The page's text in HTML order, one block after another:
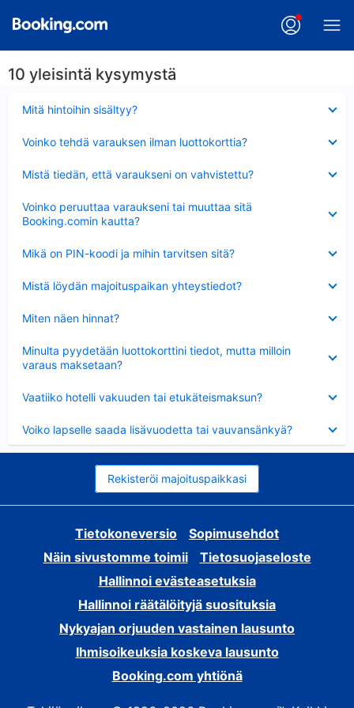
10 yleisintä kysymystä
Mitä hintoihin sisältyy?
Voinko tehdä varauksen ilman luottokorttia?
Mistä tiedän, että varaukseni on vahvistettu?
Voinko peruuttaa varaukseni tai muuttaa sitä
Booking.comin kautta?
Mikä on PIN-koodi ja mihin tarvitsen sitä?
Mistä löydän majoituspaikan yhteystiedot?
Miten näen hinnat?
Minulta pyydetään luottokorttini tiedot, mutta milloin
varaus maksetaan?
Vaatiiko hotelli vakuuden tai etukäteismaksun?
Voiko lapselle saada lisävuodetta tai vauvansänkyä?
Rekisteröi majoituspaikkasi
Tietokoneversio
Sopimusehdot
Näin sivustomme toimii
Tietosuojaseloste
Hallinnoi evästeasetuksia
Hallinnoi räätälöityjä suosituksia
Nykyajan orjuuden vastainen lausunto
Ihmisoikeuksia koskeva lausunto
Booking.com yhtiönä